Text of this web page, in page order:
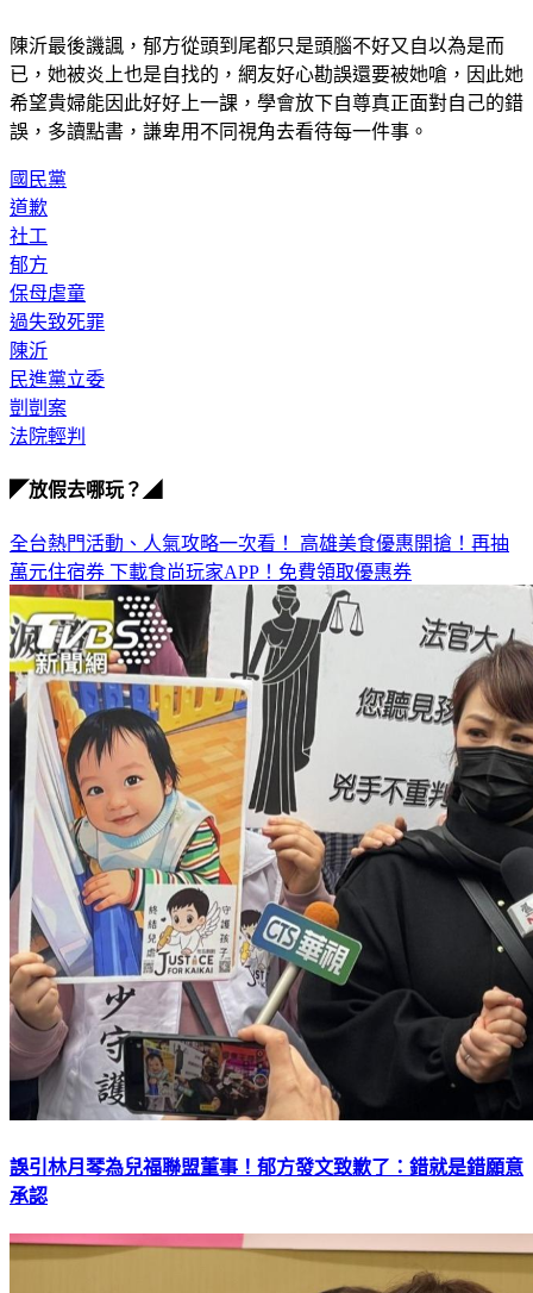
陳沂最後譏諷，郁方從頭到尾都只是頭腦不好又自以為是而
已，她被炎上也是自找的，網友好心勘誤還要被她嗆，因此她
希望貴婦能因此好好上一課，學會放下自尊真正面對自己的錯
誤，多讀點書，謙卑用不同視角去看待每一件事。
國民黨
道歉
社工
郁方
保母虐童
過失致死罪
陳沂
民進黨立委
剴剴案
法院輕判
◤放假去哪玩？◢
全台熱門活動、人氣攻略一次看！ 高雄美食優惠開搶！再抽
萬元住宿券 下載食尚玩家APP！免費領取優惠券
誤引林月琴為兒福聯盟董事！郁方發文致歉了：錯就是錯願意
承認